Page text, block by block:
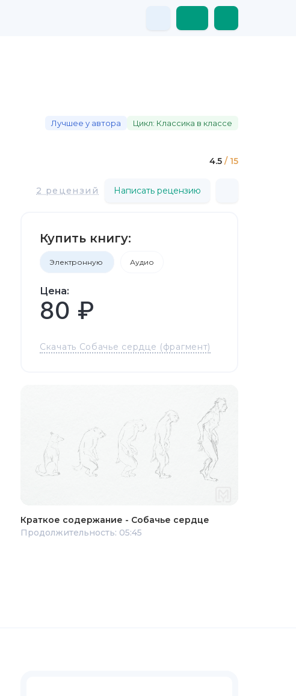
Лучшее у автора Цикл: Классика в классе
4.5 / 15
2 рецензий Написать рецензию
Купить книгу:
Электронную Аудио
Цена:
80 ₽
Скачать Собачье сердце (фрагмент)
Краткое содержание - Собачье сердце
Продолжительность: 05:45